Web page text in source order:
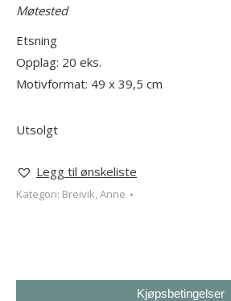
Møtested
Etsning
Opplag: 20 eks.
Motivformat: 49 x 39,5 cm
Utsolgt
Legg til ønskeliste
Kategori: Breivik, Anne
Kjøpsbetingelser